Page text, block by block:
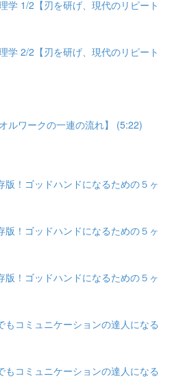
学 1/2【刃を研げ、現代のリピート
学 2/2【刃を研げ、現代のリピート
ルワークの一連の流れ】 (5:22)
版！ゴッドハンドになるための５ヶ
版！ゴッドハンドになるための５ヶ
版！ゴッドハンドになるための５ヶ
もコミュニケーションの達人になる
もコミュニケーションの達人になる